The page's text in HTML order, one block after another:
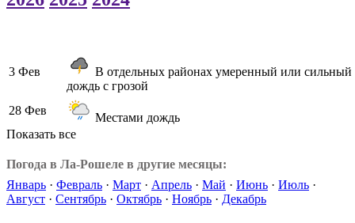
3 Фев
В отдельных районах умеренный или сильный
дождь с грозой
28 Фев
Местами дождь
Показать все
Погода в Ла-Рошеле в другие месяцы:
Январь · Февраль · Март · Апрель · Май · Июнь · Июль ·
Август · Сентябрь · Октябрь · Ноябрь · Декабрь